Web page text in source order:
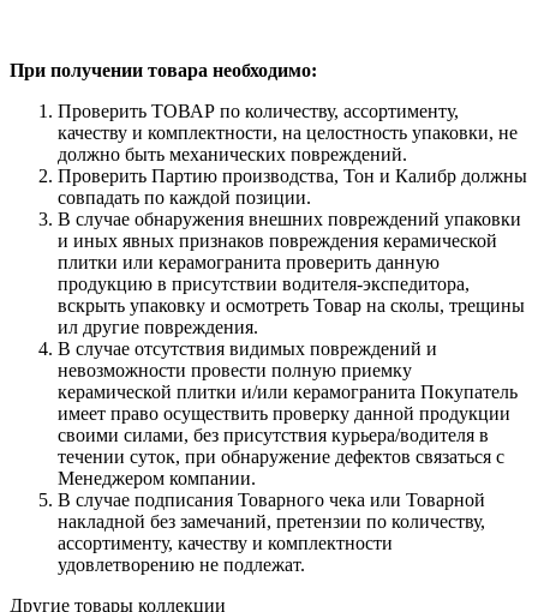
При получении товара необходимо:
Проверить ТОВАР по количеству, ассортименту,
качеству и комплектности, на целостность упаковки, не
должно быть механических повреждений.
Проверить Партию производства, Тон и Калибр должны
совпадать по каждой позиции.
В случае обнаружения внешних повреждений упаковки
и иных явных признаков повреждения керамической
плитки или керамогранита проверить данную
продукцию в присутствии водителя-экспедитора,
вскрыть упаковку и осмотреть Товар на сколы, трещины
ил другие повреждения.
В случае отсутствия видимых повреждений и
невозможности провести полную приемку
керамической плитки и/или керамогранита Покупатель
имеет право осуществить проверку данной продукции
своими силами, без присутствия курьера/водителя в
течении суток, при обнаружение дефектов связаться с
Менеджером компании.
В случае подписания Товарного чека или Товарной
накладной без замечаний, претензии по количеству,
ассортименту, качеству и комплектности
удовлетворению не подлежат.
Другие товары коллекции